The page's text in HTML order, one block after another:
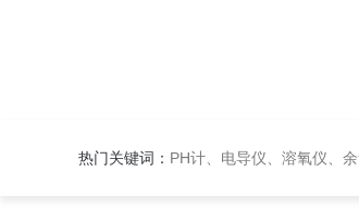
热门关键词： PH计、电导仪、溶氧仪、余氯监测仪